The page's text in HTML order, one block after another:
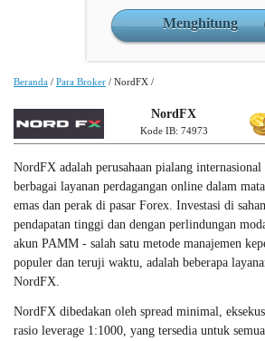
Beranda / Para Broker / NordFX /
NordFX
Kode IB: 74973
NordFX adalah perusahaan pialang
berbagai layanan perdagangan online dalam
emas dan perak di pasar Forex. Investasi di
pendapatan tinggi dan dengan perlindungan
akun PAMM - salah satu metode manajemen
populer dan teruji waktu, adalah beberapa
NordFX.
NordFX dibedakan oleh spread minimal,
rasio leverage 1:1000, yang tersedia untuk